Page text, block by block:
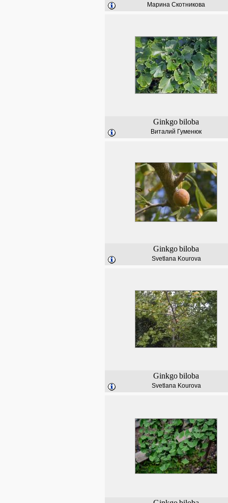
Марина Скотникова
Ginkgobiloba
Виталий Гуменюк
Ginkgobiloba
Svetlana Kourova
Ginkgobiloba
Svetlana Kourova